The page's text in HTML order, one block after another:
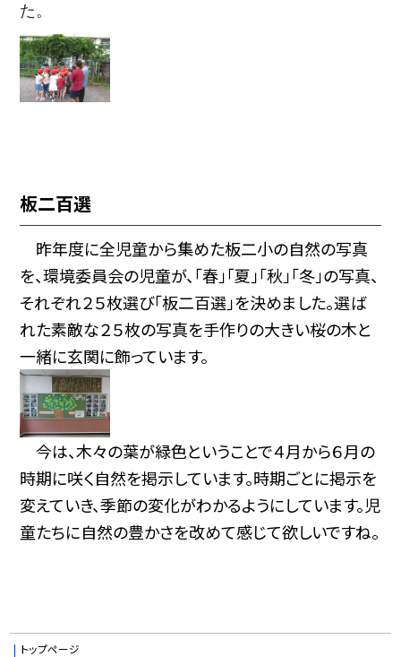
た。
板二百選
昨年度に全児童から集めた板二小の自然の写真
を、環境委員会の児童が、「春」「夏」「秋」「冬」の写真、
それぞれ２５枚選び「板二百選」を決めました。選ば
れた素敵な２５枚の写真を手作りの大きい桜の木と
一緒に玄関に飾っています。
今は、木々の葉が緑色ということで４月から６月の
時期に咲く自然を掲示しています。時期ごとに掲示を
変えていき、季節の変化がわかるようにしています。児
童たちに自然の豊かさを改めて感じて欲しいですね。
トップページ